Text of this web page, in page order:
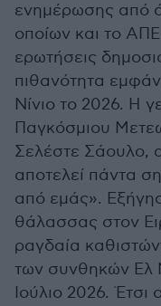
ενημέρωσης από
οποίων και το
ερωτήσεις
πιθανότητα
Νίνιο το 2026. Η
Παγκόσμιου
Σελέστε Σάουλο,
αποτελεί πάντα
από εμάς».
θάλασσας στον
ραγδαία
των συνθηκών Ελ
Ιούλιο 2026.